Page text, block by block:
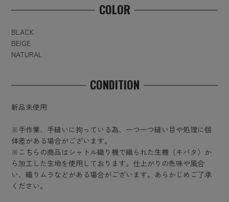
COLOR
BLACK
BEIGE
NATURAL
CONDITION
新品未使用
※手作業、手縫いに拘っている為、一つ一つ縫い目や処理に個
体差がある場合がございます。
※こちらの商品はシャトル織り機で織られた生機（キバタ）か
ら加工した生地を使用しております。仕上がりの色味や風合
い、織りムラなどがある場合がございます。あらかじめご了承
ください。